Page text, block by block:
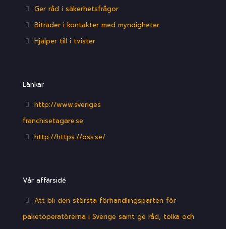
Ger råd i säkerhetsfrågor
Biträder i kontakter med myndigheter
Hjälper till i tvister
Länkar
http://www.sveriges
franchisetagare.se
http://https://oss.se/
Vår affärsidé
Att bli den största förhandlingsparten för
paketoperatörerna i Sverige samt ge råd, tolka och